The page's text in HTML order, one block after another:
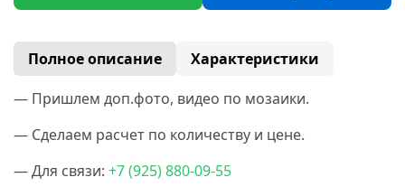
Полное описание
Характеристики
— Пришлем доп.фото, видео по мозаики.
— Сделаем расчет по количеству и цене.
— Для связи: +7(925) 880-09-55